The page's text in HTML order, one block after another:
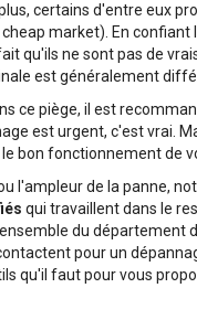
certains d'entre eux
market). En
qu'ils ne sont pas de
est généralement
ce piège, il est
est urgent, c'est vrai.
bon fonctionnement de
l'ampleur de la panne,
qui travaillent dans le
du département
pour un
qu'il faut pour vous